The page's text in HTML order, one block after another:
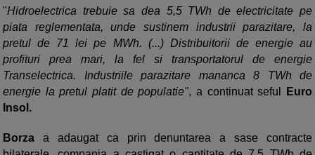
"Hidroelectrica trebuie sa dea 5,5 TWh de electricitate pe
piata reglementata, unde sustinem industrii parazitare, la
pretul de 71 lei pe MWh. (...) Distribuitorii de energie au
profituri prea mari, la fel si transportatorul de energie
Transelectrica. Industriile parazitare mananca 8 TWh de
energie la pretul platit de populatie", a continuat seful
Euro
Insol.
Borza a adaugat ca prin denuntarea a sase contracte